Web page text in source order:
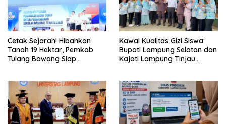
Cetak Sejarah! Hibahkan
Tanah 19 Hektar, Pemkab
Tulang Bawang Siap
Lampung
Kawal Kualitas Gizi Siswa:
Bupati Lampung Selatan dan
Kajati Lampung Tinjau